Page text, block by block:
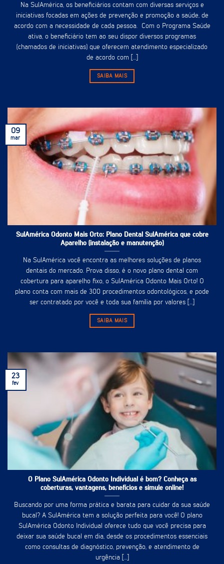
Na SulAmérica, os beneficiários contam com diversas serviços e
iniciativas focadas em ações de prevenção e promoção a saúde, de
acordo com a necessidade de cada pessoa. Com o Programa Saúde
ativa, o beneficiário tem ao seu dispor diversos programas
(chamados de iniciativas) que oferecem atendimento especializado
de acordo com [...]
SAIBA MAIS
SulAmérica Odonto Mais Orto: Plano Dental SulAmérica que cobre
Aparelho (instalação e manutenção)
Na SulAmérica você encontra as melhores soluções de planos
dentais do mercado. Prova disso, é o novo plano dental com
cobertura para aparelho fixo, o SulAmérica Odonto Mais Orto! O
plano conta com mais de 300 procedimentos odontológicos, e pode
ser contratado por você e toda sua família por valores [...]
SAIBA MAIS
09
mar
O Plano SulAmérica Odonto Individual é bom? Conheça as
coberturas, vantagens, benefícios e simule online!
Buscando por uma forma prática e barata para cuidar da sua saúde
bucal? A SulAmérica tem a solução perfeita para você! O plano
SulAmérica Odonto Individual oferece tudo que você precisa para
deixar sua saúde bucal em dia, desde os procedimentos essenciais
como consultas de diagnóstico, prevenção, e atendimento de
urgência [...]
23
fev